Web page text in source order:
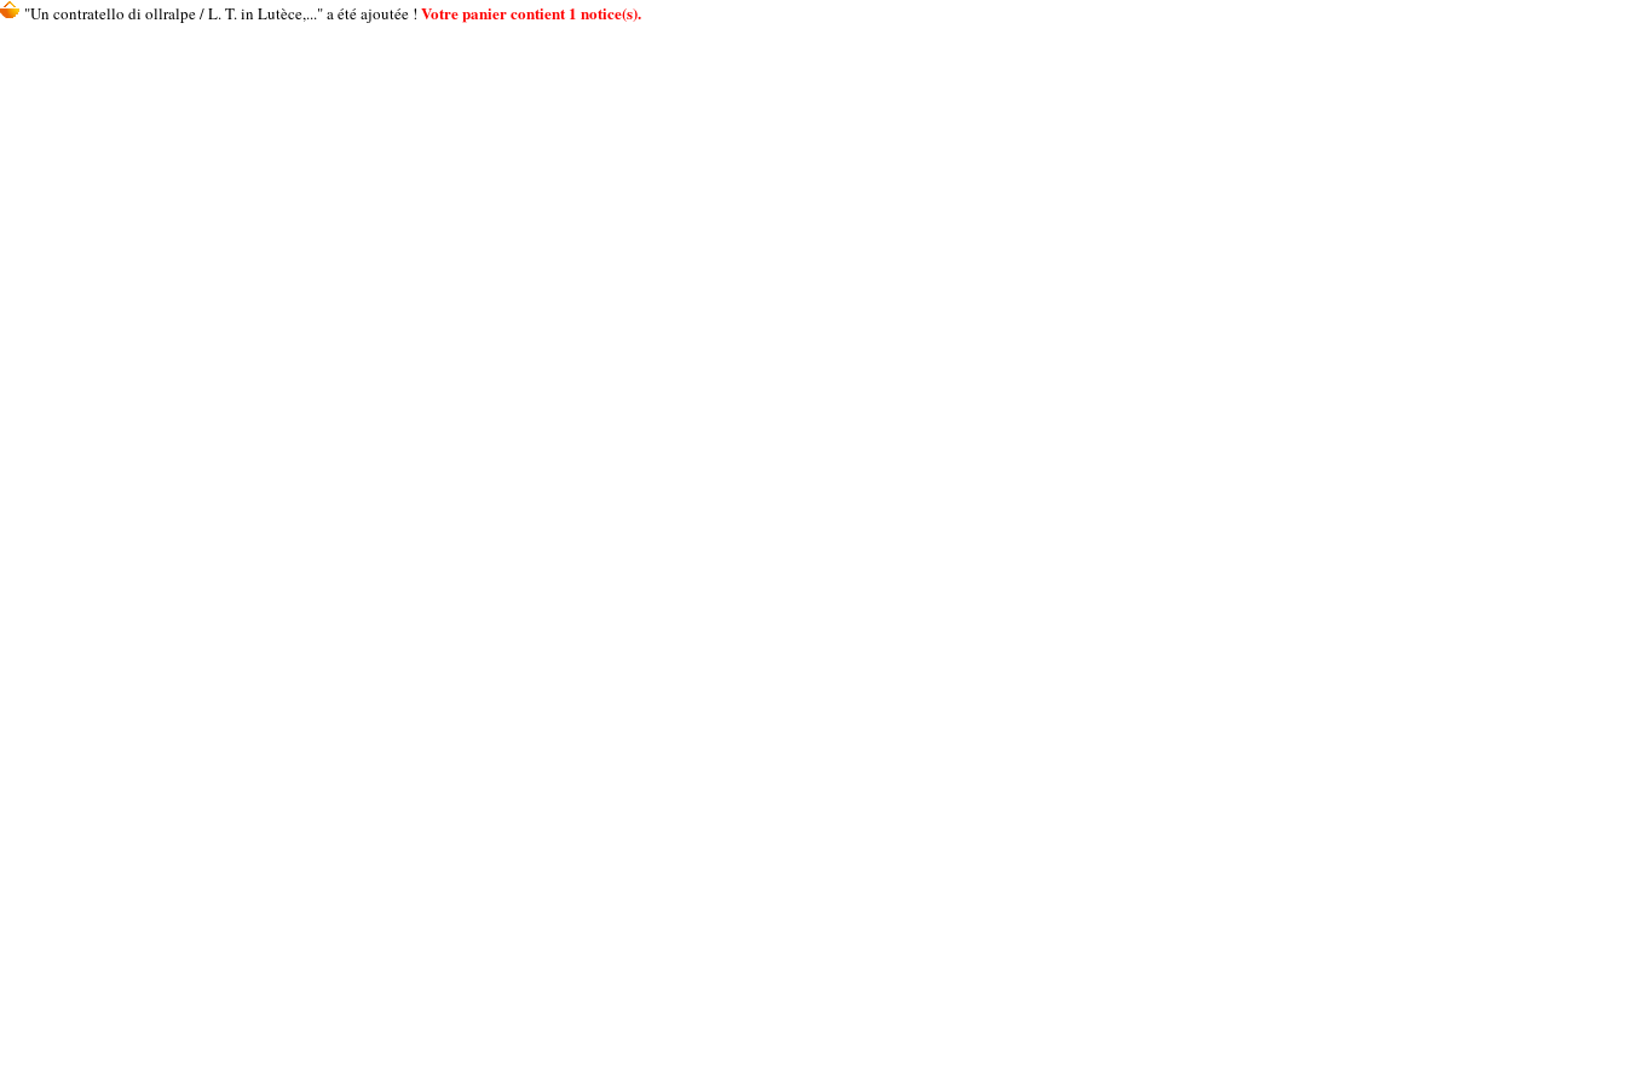
"Un contratello di ollralpe / L. T. in Lutèce,..." a été ajoutée ! Votre panier contient 1 notice(s).